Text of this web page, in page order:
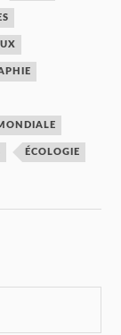
ÉCOLOGIE